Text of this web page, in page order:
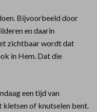
Bijvoorbeeld door
en daarin
zichtbaar wordt dat
in Hem. Dat die
een tijd van
kletsen of knutselen bent.